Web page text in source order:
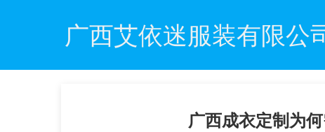
广西艾依迷服装有限公
广西成衣定制为